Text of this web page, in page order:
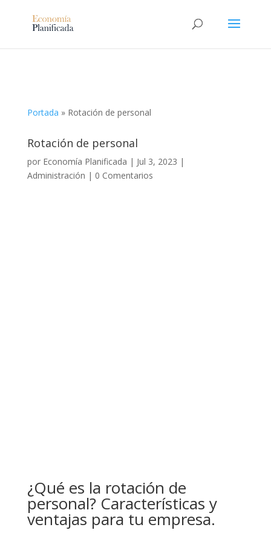
Portada » Rotación de personal
Rotación de personal
por Economía Planificada | Jul 3, 2023 |
Administración | 0 Comentarios
¿Qué es la rotación de
personal? Características y
ventajas para tu empresa.